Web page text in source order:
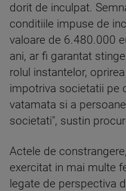
dorit de inculpat.
conditiile impuse de
valoare de 6.480.000
ani, ar fi garantat
rolul instantelor,
impotriva societatii pe
vatamata si a
societati", sustin
Actele de
exercitat in mai multe
legate de perspectiva